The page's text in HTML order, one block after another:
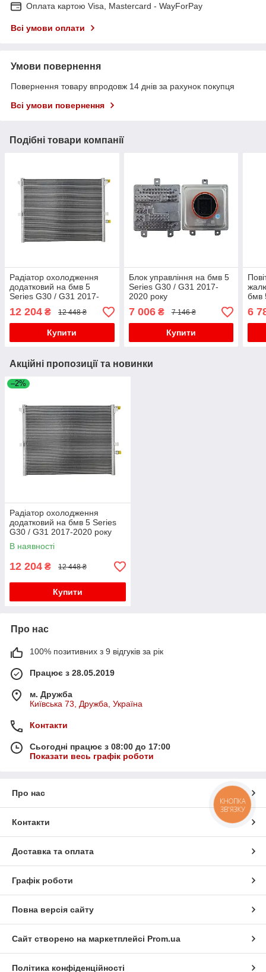
Оплата картою Visa, Mastercard - WayForPay
Всі умови оплати
Умови повернення
Повернення товару впродовж 14 днів за рахунок покупця
Всі умови повернення
Подібні товари компанії
Радіатор охолодження
додатковий на бмв 5
Series G30 / G31 2017-
2020 року
12 204 ₴ 12 448 ₴
Купити
Блок управління на бмв 5
Series G30 / G31 2017-
2020 року
7 006₴ 7 146 ₴
Купити
бмв
6
Акційні пропозиції та новинки
–2%
Радіатор охолодження
додатковий на бмв 5 Series
G30 / G31 2017-2020 року
В наявності
12 204 ₴ 12 448 ₴
Купити
Про нас
100% позитивних з 9 відгуків за рік
Працює з 28.05.2019
м. Дружба
Київська 73, Дружба, Україна
Контакти
Сьогодні працює з 08:00 до 17:00
Показати весь графік роботи
Про нас
Контакти
Доставка та оплата
Графік роботи
Повна версія сайту
Сайт створено на маркетплейсі Prom.ua
Політика конфіденційності
КНОПКА
ЗВ'ЯЗКУ